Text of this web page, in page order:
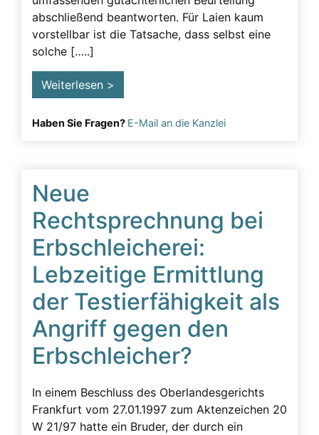
abschließend beantworten. Für Laien kaum
vorstellbar ist die Tatsache, dass selbst eine
solche […..]
Weiterlesen >
Haben Sie Fragen? E-Mail an die Kanzlei
Neue
Rechtsprechnung bei
Erbschleicherei:
Lebzeitige Ermittlung
der Testierfähigkeit als
Angriff gegen den
Erbschleicher?
In einem Beschluss des Oberlandesgerichts
Frankfurt vom 27.01.1997 zum Aktenzeichen 20
W 21/97 hatte ein Bruder, der durch ein